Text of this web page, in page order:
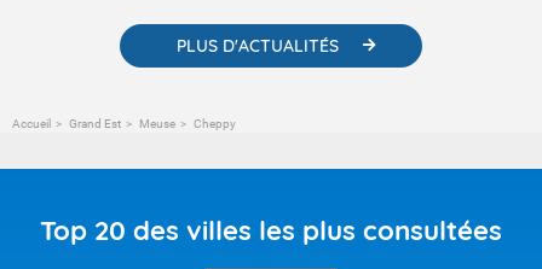
PLUS D'ACTUALITÉS
Accueil Grand Est Meuse Cheppy
Top 20 des villes les plus consultées